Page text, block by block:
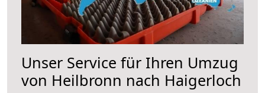
Unser Service für Ihren Umzug
von Heilbronn nach Haigerloch